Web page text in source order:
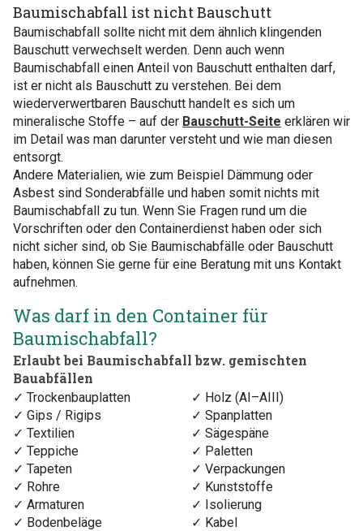
Baumischabfall ist nicht Bauschutt
Baumischabfall sollte nicht mit dem ähnlich klingenden
Bauschutt verwechselt werden. Denn auch wenn
Baumischabfall einen Anteil von Bauschutt enthalten darf,
ist er nicht als Bauschutt zu verstehen. Bei dem
wiederverwertbaren Bauschutt handelt es sich um
mineralische Stoffe – auf der Bauschutt-Seite erklären wir
im Detail was man darunter versteht und wie man diesen
entsorgt.
Andere Materialien, wie zum Beispiel Dämmung oder
Asbest sind Sonderabfälle und haben somit nichts mit
Baumischabfall zu tun. Wenn Sie Fragen rund um die
Vorschriften oder den Containerdienst haben oder sich
nicht sicher sind, ob Sie Baumischabfälle oder Bauschutt
haben, können Sie gerne für eine Beratung mit uns Kontakt
aufnehmen.
Was darf in den Container für
Baumischabfall?
Erlaubt bei Baumischabfall bzw. gemischten
Bauabfällen
✓ Trockenbauplatten
✓ Gips / Rigips
✓ Textilien
✓ Teppiche
✓ Tapeten
✓ Rohre
✓ Armaturen
✓ Bodenbeläge
✓ Holz (AI–AIII)
✓ Spanplatten
✓ Sägespäne
✓ Paletten
✓ Verpackungen
✓ Kunststoffe
✓ Isolierung
✓ Kabel